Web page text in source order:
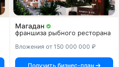
Магадан
франшиза рыбного ресторана
Вложения от 150 000 000 ₽
Получить бизнес-план